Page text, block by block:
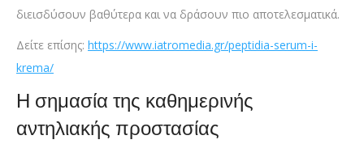
διεισδύσουν βαθύτερα και να δράσουν πιο αποτελεσματικά.
Δείτε επίσης: https://www.iatromedia.gr/peptidia-serum-i-
krema/
Η σημασία της καθημερινής
αντηλιακής προστασίας